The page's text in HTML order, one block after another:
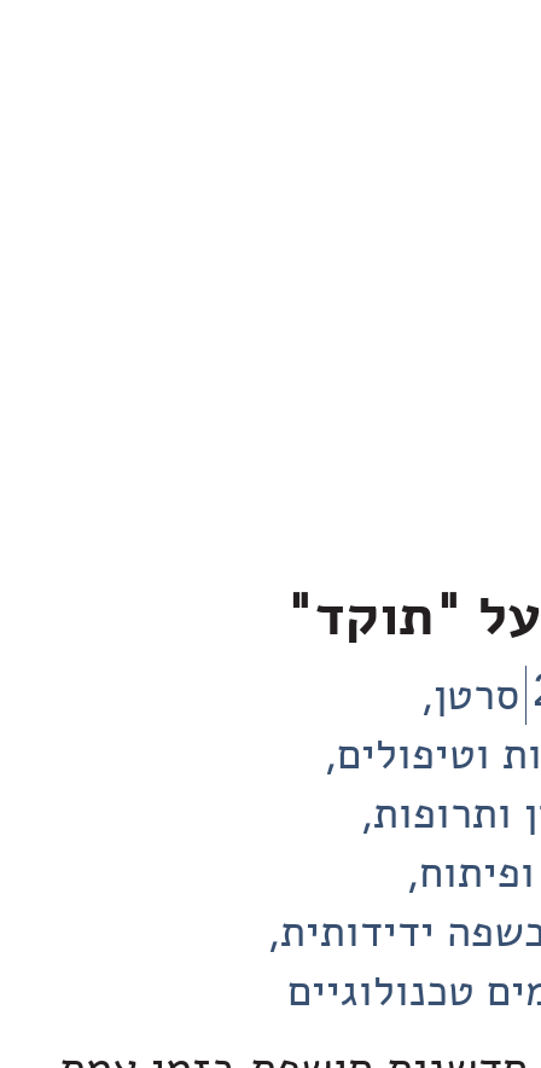
"תוקד"
סרטן
וטיפולים
ותרופות
ידידותית
טכנולוגיים